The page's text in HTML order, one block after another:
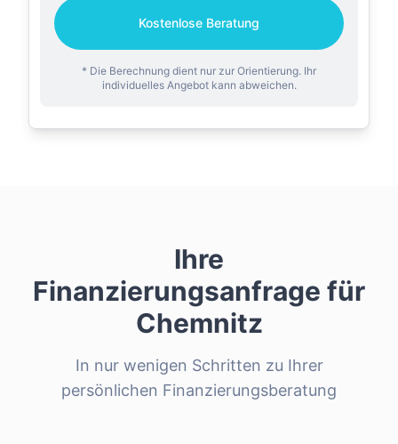
Kostenlose Beratung
* Die Berechnung dient nur zur Orientierung. Ihr
individuelles Angebot kann abweichen.
Ihre
Finanzierungsanfrage für
Chemnitz
In nur wenigen Schritten zu Ihrer
persönlichen Finanzierungsberatung